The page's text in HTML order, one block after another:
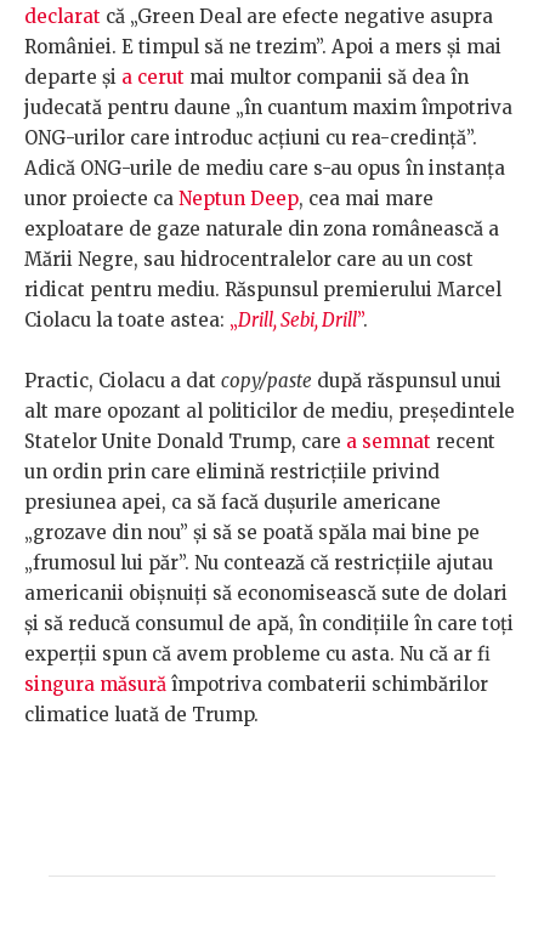
declarat că „Green Deal are efecte negative asupra
României. E timpul să ne trezim”. Apoi a mers și mai
departe și a cerut mai multor companii să dea în
judecată pentru daune „în cuantum maxim împotriva
ONG-urilor care introduc acțiuni cu rea-credință”.
Adică ONG-urile de mediu care s-au opus în instanța
unor proiecte ca Neptun Deep, cea mai mare
exploatare de gaze naturale din zona românească a
Mării Negre, sau hidrocentralelor care au un cost
ridicat pentru mediu. Răspunsul premierului Marcel
Ciolacu la toate astea: „Drill, Sebi, Drill”.
Practic, Ciolacu a dat copy/paste după răspunsul unui
alt mare opozant al politicilor de mediu, președintele
Statelor Unite Donald Trump, care a semnat recent
un ordin prin care elimină restricțiile privind
presiunea apei, ca să facă dușurile americane
„grozave din nou” și să se poată spăla mai bine pe
„frumosul lui păr”. Nu contează că restricțiile ajutau
americanii obișnuiți să economisească sute de dolari
și să reducă consumul de apă, în condițiile în care toți
experții spun că avem probleme cu asta. Nu că ar fi
singura măsură împotriva combaterii schimbărilor
climatice luată de Trump.